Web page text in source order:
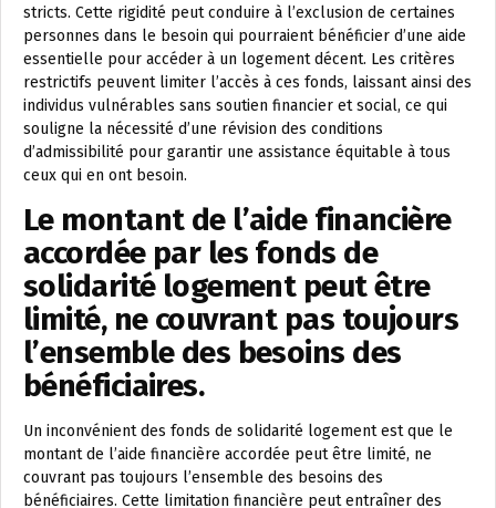
stricts. Cette rigidité peut conduire à l’exclusion de certaines
personnes dans le besoin qui pourraient bénéficier d’une aide
essentielle pour accéder à un logement décent. Les critères
restrictifs peuvent limiter l’accès à ces fonds, laissant ainsi des
individus vulnérables sans soutien financier et social, ce qui
souligne la nécessité d’une révision des conditions
d’admissibilité pour garantir une assistance équitable à tous
ceux qui en ont besoin.
Le montant de l’aide financière
accordée par les fonds de
solidarité logement peut être
limité, ne couvrant pas toujours
l’ensemble des besoins des
bénéficiaires.
Un inconvénient des fonds de solidarité logement est que le
montant de l’aide financière accordée peut être limité, ne
couvrant pas toujours l’ensemble des besoins des
bénéficiaires. Cette limitation financière peut entraîner des